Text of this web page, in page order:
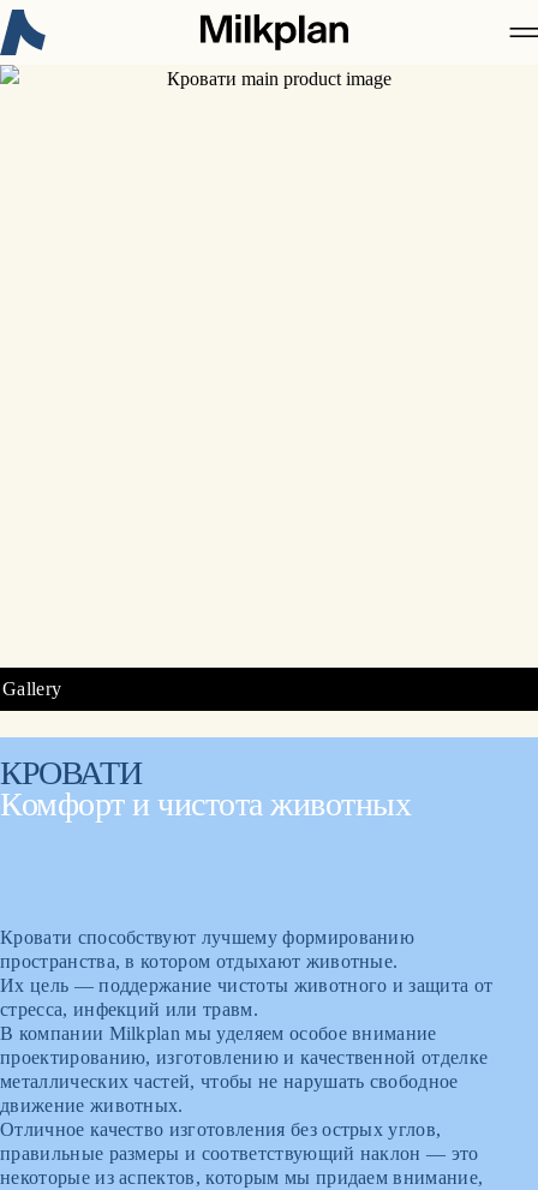
Новое в Milkplan:
КРОВАТИ
Комфорт и чистота животных
Кровати способствуют лучшему формированию
пространства, в котором отдыхают животные.
Их цель — поддержание чистоты животного и защита от
стресса, инфекций или травм.
В компании Milkplan мы уделяем особое внимание
проектированию, изготовлению и качественной отделке
металлических частей, чтобы не нарушать свободное
движение животных.
Отличное качество изготовления без острых углов,
правильные размеры и соответствующий наклон — это
некоторые из аспектов, которым мы придаем внимание,
Gallery